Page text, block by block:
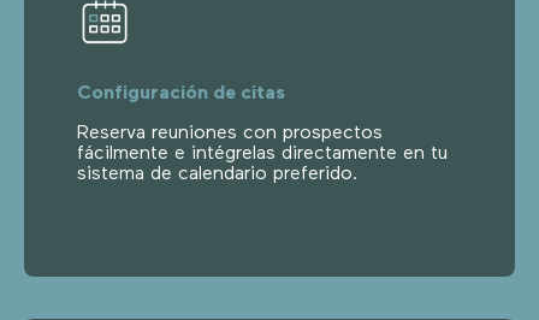
Configuración de citas
Reserva reuniones con prospectos
fácilmente e intégrelas directamente en tu
sistema de calendario preferido.